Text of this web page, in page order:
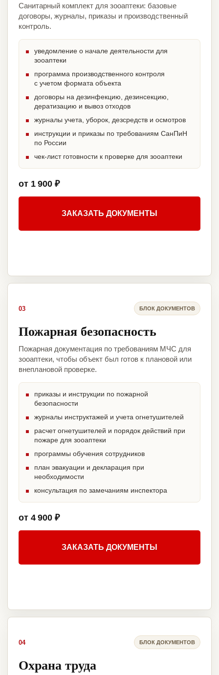
Санитарный комплект для зооаптеки: базовые
договоры, журналы, приказы и производственный
контроль.
уведомление о начале деятельности для
зооаптеки
программа производственного контроля
с учетом формата объекта
договоры на дезинфекцию, дезинсекцию,
дератизацию и вывоз отходов
журналы учета, уборок, дезсредств и осмотров
инструкции и приказы по требованиям СанПиН
по России
чек-лист готовности к проверке для зооаптеки
от 1 900 ₽
ЗАКАЗАТЬ ДОКУМЕНТЫ
03 БЛОК ДОКУМЕНТОВ
Пожарная безопасность
Пожарная документация по требованиям МЧС для
зооаптеки, чтобы объект был готов к плановой или
внеплановой проверке.
приказы и инструкции по пожарной
безопасности
журналы инструктажей и учета огнетушителей
расчет огнетушителей и порядок действий при
пожаре для зооаптеки
программы обучения сотрудников
план эвакуации и декларация при
необходимости
консультация по замечаниям инспектора
от 4 900 ₽
ЗАКАЗАТЬ ДОКУМЕНТЫ
04 БЛОК ДОКУМЕНТОВ
Охрана труда